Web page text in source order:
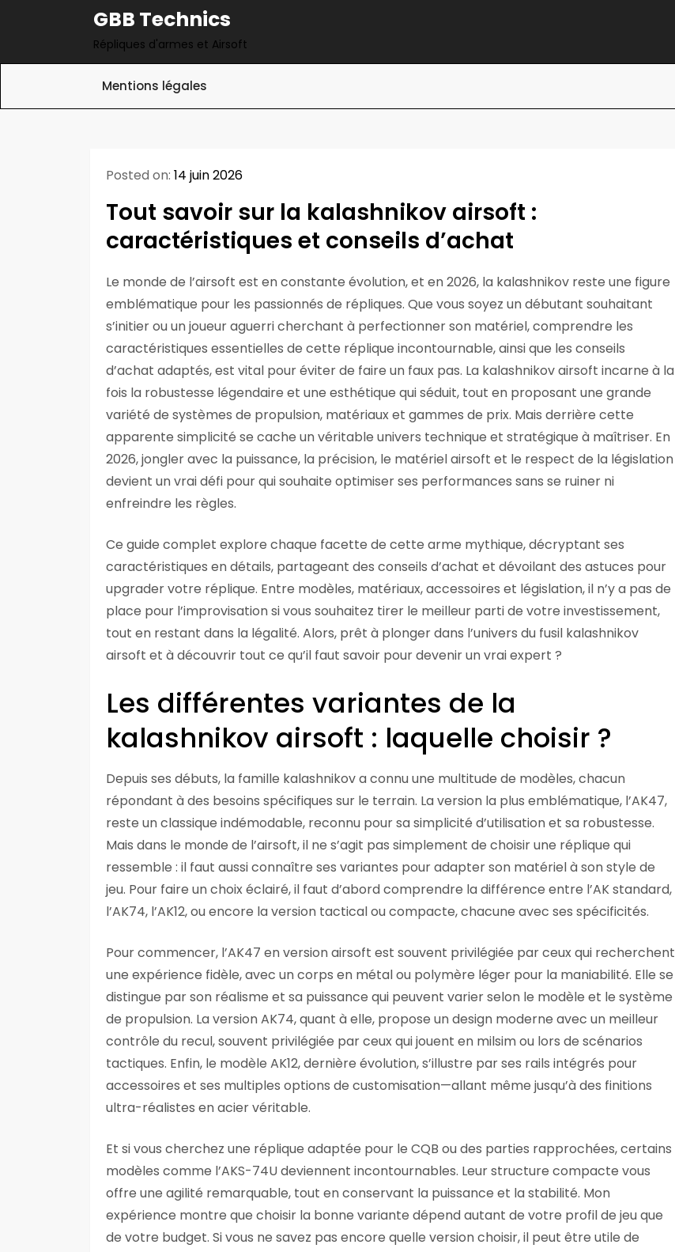
GBB Technics
Répliques d'armes et Airsoft
Mentions légales
Posted on: 14 juin 2026
Tout savoir sur la kalashnikov airsoft :
caractéristiques et conseils d’achat
Le monde de l’airsoft est en constante évolution, et en 2026, la kalashnikov reste une figure
emblématique pour les passionnés de répliques. Que vous soyez un débutant souhaitant
s’initier ou un joueur aguerri cherchant à perfectionner son matériel, comprendre les
caractéristiques essentielles de cette réplique incontournable, ainsi que les conseils
d’achat adaptés, est vital pour éviter de faire un faux pas. La kalashnikov airsoft incarne à la
fois la robustesse légendaire et une esthétique qui séduit, tout en proposant une grande
variété de systèmes de propulsion, matériaux et gammes de prix. Mais derrière cette
apparente simplicité se cache un véritable univers technique et stratégique à maîtriser. En
2026, jongler avec la puissance, la précision, le matériel airsoft et le respect de la législation
devient un vrai défi pour qui souhaite optimiser ses performances sans se ruiner ni
enfreindre les règles.
Ce guide complet explore chaque facette de cette arme mythique, décryptant ses
caractéristiques en détails, partageant des conseils d’achat et dévoilant des astuces pour
upgrader votre réplique. Entre modèles, matériaux, accessoires et législation, il n’y a pas de
place pour l’improvisation si vous souhaitez tirer le meilleur parti de votre investissement,
tout en restant dans la légalité. Alors, prêt à plonger dans l’univers du fusil kalashnikov
airsoft et à découvrir tout ce qu’il faut savoir pour devenir un vrai expert ?
Les différentes variantes de la
kalashnikov airsoft : laquelle choisir ?
Depuis ses débuts, la famille kalashnikov a connu une multitude de modèles, chacun
répondant à des besoins spécifiques sur le terrain. La version la plus emblématique, l’AK47,
reste un classique indémodable, reconnu pour sa simplicité d’utilisation et sa robustesse.
Mais dans le monde de l’airsoft, il ne s’agit pas simplement de choisir une réplique qui
ressemble : il faut aussi connaître ses variantes pour adapter son matériel à son style de
jeu. Pour faire un choix éclairé, il faut d’abord comprendre la différence entre l’AK standard,
l’AK74, l’AK12, ou encore la version tactical ou compacte, chacune avec ses spécificités.
Pour commencer, l’AK47 en version airsoft est souvent privilégiée par ceux qui recherchent
une expérience fidèle, avec un corps en métal ou polymère léger pour la maniabilité. Elle se
distingue par son réalisme et sa puissance qui peuvent varier selon le modèle et le système
de propulsion. La version AK74, quant à elle, propose un design moderne avec un meilleur
contrôle du recul, souvent privilégiée par ceux qui jouent en milsim ou lors de scénarios
tactiques. Enfin, le modèle AK12, dernière évolution, s’illustre par ses rails intégrés pour
accessoires et ses multiples options de customisation—allant même jusqu’à des finitions
ultra-réalistes en acier véritable.
Et si vous cherchez une réplique adaptée pour le CQB ou des parties rapprochées, certains
modèles comme l’AKS-74U deviennent incontournables. Leur structure compacte vous
offre une agilité remarquable, tout en conservant la puissance et la stabilité. Mon
expérience montre que choisir la bonne variante dépend autant de votre profil de jeu que
de votre budget. Si vous ne savez pas encore quelle version choisir, il peut être utile de